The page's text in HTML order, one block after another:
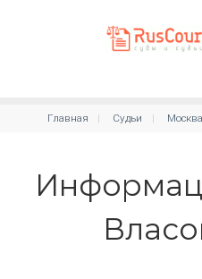
Главная Судьи Москва